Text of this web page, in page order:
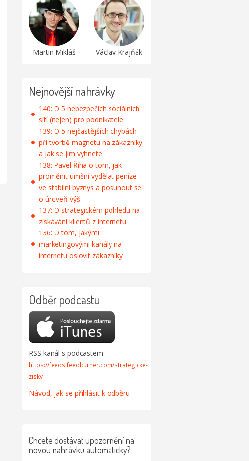
Martin Mikláš Václav Krajňák
Nejnovější nahrávky
140: O 5 nebezpečích sociálních
sítí (nejen) pro podnikatele
139: O 5 nejčastějších chybách
při tvorbě magnetu na zákazníky
a jak se jim vyhnete
138: Pavel Říha o tom, jak
proměnit umění vydělat peníze
ve stabilní byznys a posunout se
o úroveň výš
137: O strategickém pohledu na
získávání klientů z internetu
136: O tom, jakými
marketingovými kanály na
internetu oslovit zákazníky
Odběr podcastu
RSS kanál s podcastem:
https://feeds.feedburner.com/strategicke-
zisky
Návod, jak se přihlásit k odběru
Chcete dostávat upozornění na
novou nahrávku automaticky?